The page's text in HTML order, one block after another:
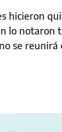
hicieron
lo notaron
se